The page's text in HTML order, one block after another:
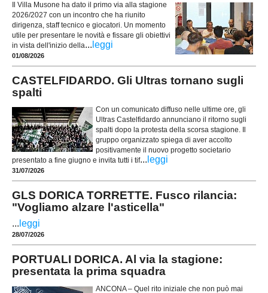
Il Villa Musone ha dato il primo via alla stagione
2026/2027 con un incontro che ha riunito
dirigenza, staff tecnico e giocatori. Un momento
utile per presentare le novità e fissare gli obiettivi
in vista dell'inizio della... leggi
01/08/2026
CASTELFIDARDO. Gli Ultras tornano sugli
spalti
Con un comunicato diffuso nelle ultime ore, gli
Ultras Castelfidardo annunciano il ritorno sugli
spalti dopo la protesta della scorsa stagione. Il
gruppo organizzato spiega di aver accolto
positivamente il nuovo progetto societario
presentato a fine giugno e invita tutti i tif... leggi
31/07/2026
GLS DORICA TORRETTE. Fusco rilancia:
"Vogliamo alzare l'asticella"
... leggi
28/07/2026
PORTUALI DORICA. Al via la stagione:
presentata la prima squadra
ANCONA – Quel rito iniziale che non può mai